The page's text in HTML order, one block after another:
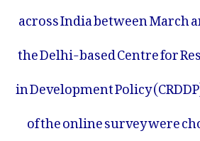
across India between March
the Delhi-based Centre for
in Development Policy
of the online survey were